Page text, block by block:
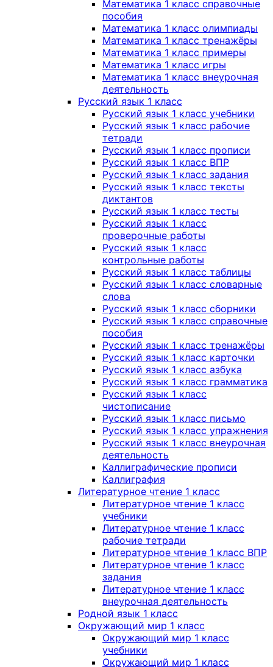
Математика 1 класс справочные
пособия
Математика 1 класс олимпиады
Математика 1 класс тренажёры
Математика 1 класс примеры
Математика 1 класс игры
Математика 1 класс внеурочная
деятельность
Русский язык 1 класс
Русский язык 1 класс учебники
Русский язык 1 класс рабочие
тетради
Русский язык 1 класс прописи
Русский язык 1 класс ВПР
Русский язык 1 класс задания
Русский язык 1 класс тексты
диктантов
Русский язык 1 класс тесты
Русский язык 1 класс
проверочные работы
Русский язык 1 класс
контрольные работы
Русский язык 1 класс таблицы
Русский язык 1 класс словарные
слова
Русский язык 1 класс сборники
Русский язык 1 класс справочные
пособия
Русский язык 1 класс тренажёры
Русский язык 1 класс карточки
Русский язык 1 класс азбука
Русский язык 1 класс грамматика
Русский язык 1 класс
чистописание
Русский язык 1 класс письмо
Русский язык 1 класс упражнения
Русский язык 1 класс внеурочная
деятельность
Каллиграфические прописи
Каллиграфия
Литературное чтение 1 класс
Литературное чтение 1 класс
учебники
Литературное чтение 1 класс
рабочие тетради
Литературное чтение 1 класс ВПР
Литературное чтение 1 класс
задания
Литературное чтение 1 класс
внеурочная деятельность
Родной язык 1 класс
Окружающий мир 1 класс
Окружающий мир 1 класс
учебники
Окружающий мир 1 класс